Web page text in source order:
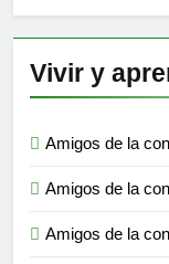
Vivir y
Amigos de la
Amigos de la
Amigos de la